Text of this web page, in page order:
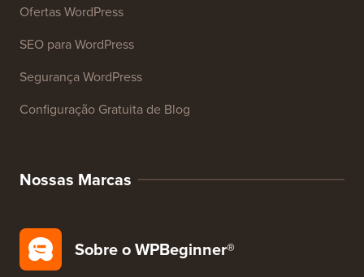
Ofertas WordPress
SEO para WordPress
Segurança WordPress
Configuração Gratuita de Blog
Nossas Marcas
Sobre o WPBeginner®